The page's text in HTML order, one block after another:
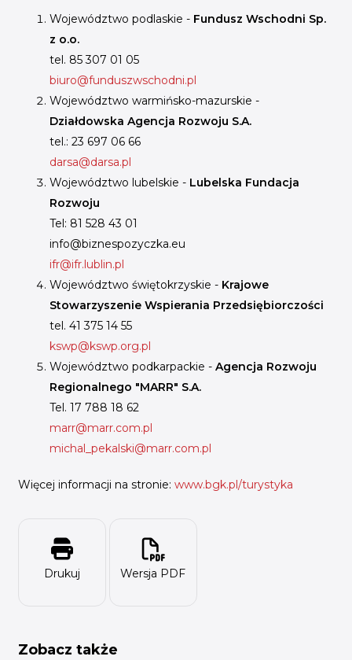
Województwo podlaskie -Fundusz Wschodni Sp.
z o.o.
tel. 85 307 01 05
biuro@funduszwschodni.pl
Województwo warmińsko-mazurskie -
Działdowska Agencja Rozwoju S.A.
tel.: 23 697 06 66
darsa@darsa.pl
Województwo lubelskie - Lubelska Fundacja
Rozwoju
Tel: 81 528 43 01
info@biznespozyczka.eu
ifr@ifr.lublin.pl
Województwo świętokrzyskie - Krajowe
Stowarzyszenie Wspierania Przedsiębiorczości
tel. 41 375 14 55
kswp@kswp.org.pl
Województwo podkarpackie - Agencja Rozwoju
Regionalnego "MARR" S.A.
Tel. 17 788 18 62
marr@marr.com.pl
michal_pekalski@marr.com.pl
Więcej informacji na stronie: www.bgk.pl/turystyka
Drukuj Wersja PDF
Zobacz także